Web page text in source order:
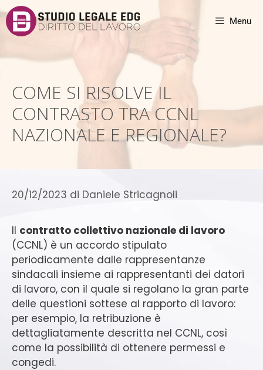
Menu
COME SI RISOLVE IL
CONTRASTO TRA CCNL
NAZIONALE E REGIONALE?
20/12/2023 di Daniele Stricagnoli
Il contratto collettivo nazionale di lavoro
(CCNL) è un accordo stipulato
periodicamente dalle rappresentanze
sindacali insieme ai rappresentanti dei datori
di lavoro, con il quale si regolano la gran parte
delle questioni sottese al rapporto di lavoro:
per esempio, la retribuzione è
dettagliatamente descritta nel CCNL, così
come la possibilità di ottenere permessi e
congedi.